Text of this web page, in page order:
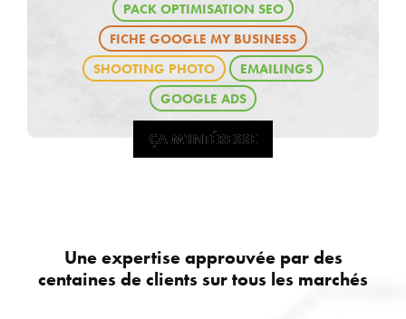
PACK OPTIMISATION SEO
FICHE GOOGLE MY BUSINESS
SHOOTING PHOTO
EMAILINGS
GOOGLE ADS
ÇA M'INTÉRESSE
ÇA M'INTÉRESSE
Une expertise approuvée par des
centaines de clients sur tous les marchés